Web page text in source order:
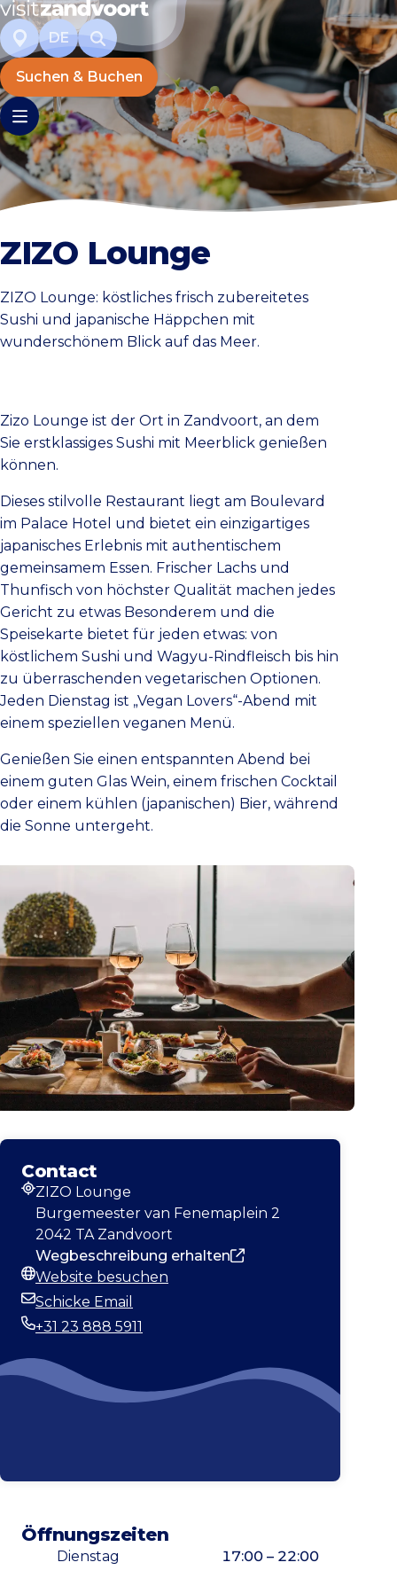
DE
Suchen & Buchen
ZIZO Lounge
ZIZO Lounge: köstliches frisch zubereitetes
Sushi und japanische Häppchen mit
wunderschönem Blick auf das Meer.
Zizo Lounge ist der Ort in Zandvoort, an dem
Sie erstklassiges Sushi mit Meerblick genießen
können.
Dieses stilvolle Restaurant liegt am Boulevard
im Palace Hotel und bietet ein einzigartiges
japanisches Erlebnis mit authentischem
gemeinsamem Essen. Frischer Lachs und
Thunfisch von höchster Qualität machen jedes
Gericht zu etwas Besonderem und die
Speisekarte bietet für jeden etwas: von
köstlichem Sushi und Wagyu-Rindfleisch bis hin
zu überraschenden vegetarischen Optionen.
Jeden Dienstag ist „Vegan Lovers“-Abend mit
einem speziellen veganen Menü.
Genießen Sie einen entspannten Abend bei
einem guten Glas Wein, einem frischen Cocktail
oder einem kühlen (japanischen) Bier, während
die Sonne untergeht.
Contact
Adresse
ZIZO Lounge
Burgemeester van Fenemaplein 2
2042 TA Zandvoort
Wegbeschreibung erhalten
Webseite
Website besuchen
E-Mail-Adresse
Schicke Email
+31 23 888 5911
Öffnungszeiten
Dienstag 17:00 – 22:00